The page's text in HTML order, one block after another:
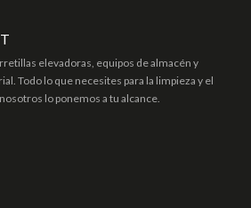
elevadoras, equipos de almacén y
Todo lo que necesites para la limpieza y el
lo ponemos a tu alcance.